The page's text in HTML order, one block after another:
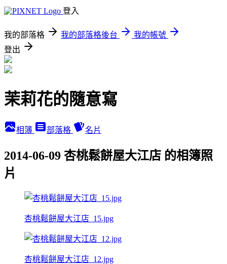
登入
我的部落格 我的部落格後台
我的帳號
登出
茉莉花的隨意寫
相簿 部落格 名片
2014-06-09 杏桃鬆餅屋大江店 的相簿照
片
杏桃鬆餅屋大江店_15.jpg
杏桃鬆餅屋大江店_12.jpg